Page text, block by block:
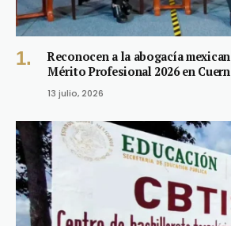
Reconocen a la abogacía
Mérito Profesional 2026 en
13 julio, 2026